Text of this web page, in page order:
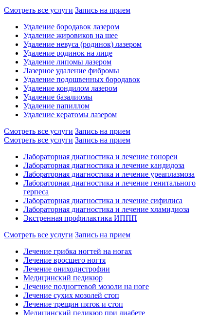
Смотреть все услуги Запись на прием
Удаление бородавок лазером
Удаление жировиков на шее
Удаление невуса (родинок) лазером
Удаление родинок на лице
Удаление липомы лазером
Лазерное удаление фибромы
Удаление подошвенных бородавок
Удаление кондилом лазером
Удаление базалиомы
Удаление папиллом
Удаление кератомы лазером
Смотреть все услуги Запись на прием
Смотреть все услуги Запись на прием
Лабораторная диагностика и лечение гонореи
Лабораторная диагностика и лечение кандидоза
Лабораторная диагностика и лечение уреаплазмоза
Лабораторная диагностика и лечение генитального
герпеса
Лабораторная диагностика и лечение сифилиса
Лабораторная диагностика и лечение хламидиоза
Экстренная профилактика ИППП
Смотреть все услуги Запись на прием
Лечение грибка ногтей на ногах
Лечение вросшего ногтя
Лечение ониходистрофии
Медицинский педикюр
Лечение подногтевой мозоли на ноге
Лечение сухих мозолей стоп
Лечение трещин пяток и стоп
Медицинский педикюр при диабете